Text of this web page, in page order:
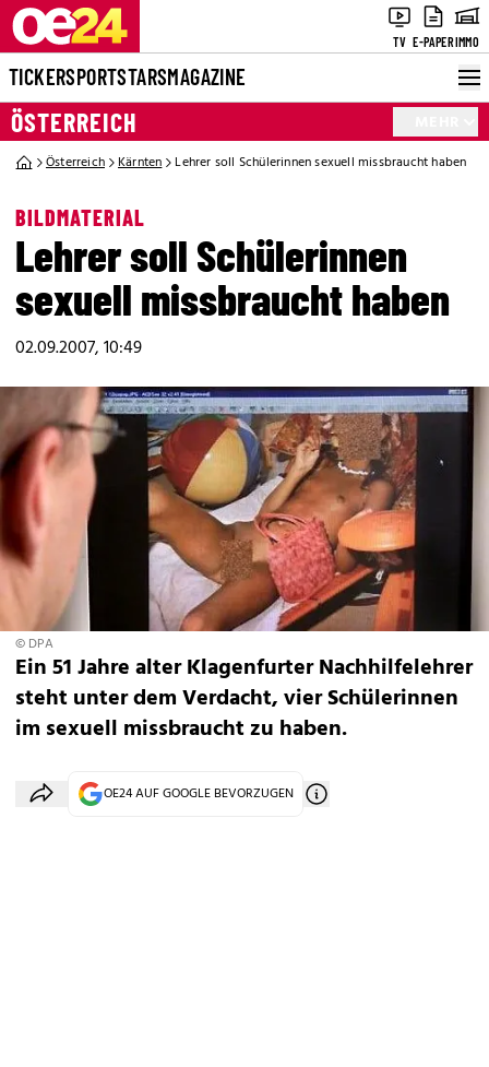
TV E-PAPERIMMO
TICKERSPORTSTARSMAGAZINE
ÖSTERREICH
Österreich Kärnten Lehrer soll Schülerinnen sexuell missbraucht haben
BILDMATERIAL
Lehrer soll Schülerinnen
sexuell missbraucht haben
02.09.2007, 10:49
© DPA
Ein 51 Jahre alter Klagenfurter Nachhilfelehrer
steht unter dem Verdacht, vier Schülerinnen
im sexuell missbraucht zu haben.
OE24 AUF GOOGLE BEVORZUGEN